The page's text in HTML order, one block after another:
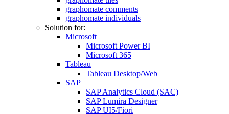
graphomate comments
graphomate individuals
Solution for:
Microsoft
Microsoft Power BI
Microsoft 365
Tableau
Tableau Desktop/Web
SAP
SAP Analytics Cloud (SAC)
SAP Lumira Designer
SAP UI5/Fiori